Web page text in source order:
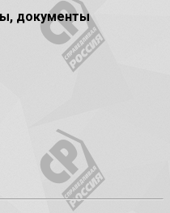
документы